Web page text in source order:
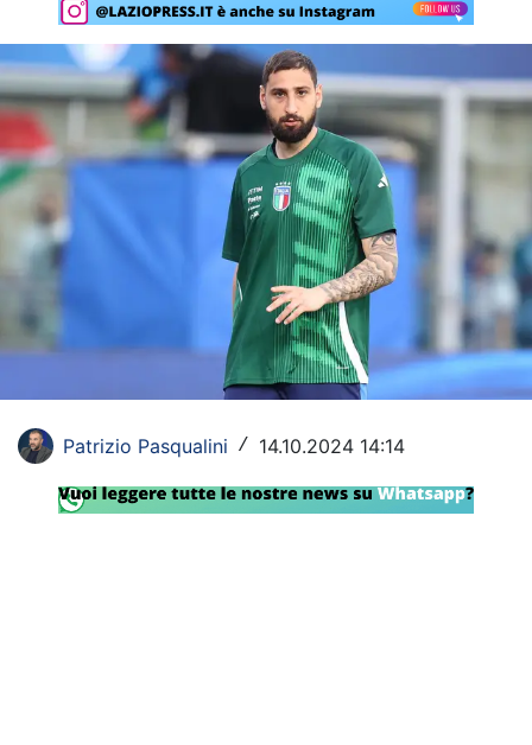
Social
Calcio
Serie A
Champions League
Europa League
Formula 1
Tennis
Vela
SHOP LAZIO
Patrizio Pasqualini / 14.10.2024 14:14